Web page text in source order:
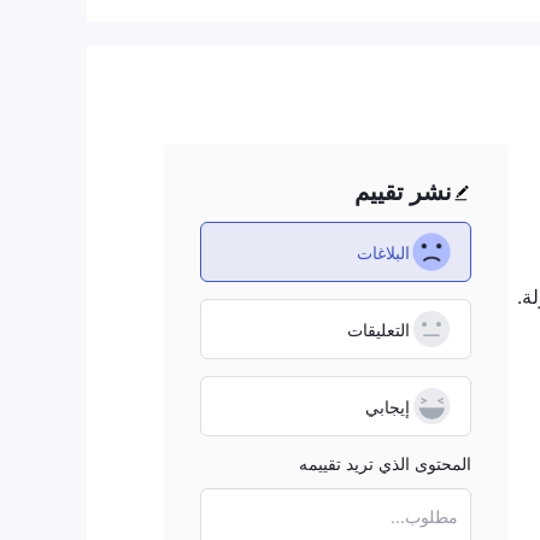
نشر تقييم
البلاغات
التعليقات
إيجابي
المحتوى الذي تريد تقييمه
مطلوب...